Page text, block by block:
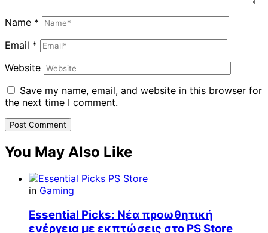
Name *
Email *
Website
Save my name, email, and website in this browser for
the next time I comment.
You May Also Like
in Gaming
Essential Picks: Νέα προωθητική
ενέργεια με εκπτώσεις στο PS Store